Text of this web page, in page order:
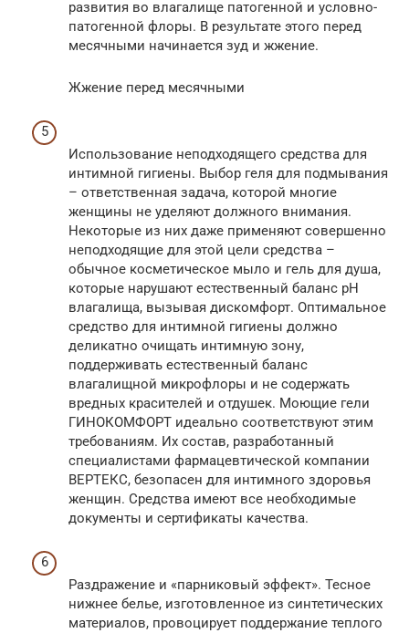
развития во влагалище патогенной и условно-
патогенной флоры. В результате этого перед
месячными начинается зуд и жжение.
Жжение перед месячными
Использование неподходящего средства для
интимной гигиены. Выбор геля для подмывания
– ответственная задача, которой многие
женщины не уделяют должного внимания.
Некоторые из них даже применяют совершенно
неподходящие для этой цели средства –
обычное косметическое мыло и гель для душа,
которые нарушают естественный баланс pH
влагалища, вызывая дискомфорт. Оптимальное
средство для интимной гигиены должно
деликатно очищать интимную зону,
поддерживать естественный баланс
влагалищной микрофлоры и не содержать
вредных красителей и отдушек. Моющие гели
ГИНОКОМФОРТ идеально соответствуют этим
требованиям. Их состав, разработанный
специалистами фармацевтической компании
ВЕРТЕКС, безопасен для интимного здоровья
женщин. Средства имеют все необходимые
документы и сертификаты качества.
Раздражение и «парниковый эффект». Тесное
нижнее белье, изготовленное из синтетических
материалов, провоцирует поддержание теплого